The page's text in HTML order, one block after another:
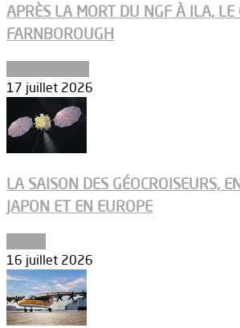
APRÈS LA MORT DU NGF À ILA,
FARNBOROUGH
17 juillet 2026
LA SAISON DES GÉOCROISEURS,
JAPON ET EN EUROPE
16 juillet 2026